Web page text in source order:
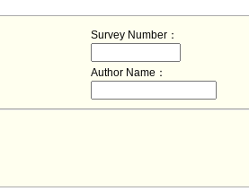
Survey Number：
Author Name：